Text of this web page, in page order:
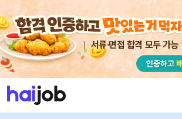
서류·면접 합격 모두 가능
채용공고 자소서 자유항목 자소서 내 작성목록
한화로보틱스(주)
AI 로봇(Physical AI) 테크 스쿨 1기